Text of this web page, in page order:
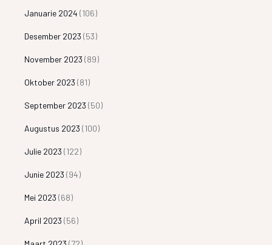
Januarie 2024 (106)
Desember 2023 (53)
November 2023 (89)
Oktober 2023 (81)
September 2023 (50)
Augustus 2023 (100)
Julie 2023 (122)
Junie 2023 (94)
Mei 2023 (68)
April 2023 (56)